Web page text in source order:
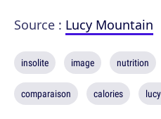
Source : Lucy Mountain
insolite image nutrition
comparaison calories